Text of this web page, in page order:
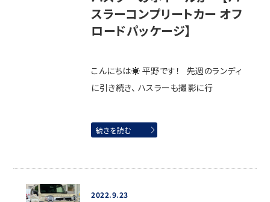
スラーコンプリートカー オフ
ロードパッケージ】
こんにちは☀ 平野です！ 先週のランディ
に引き続き、 ハスラーも撮影に行
続きを読む
2022.9.23